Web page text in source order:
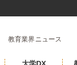
教育業界ニュース